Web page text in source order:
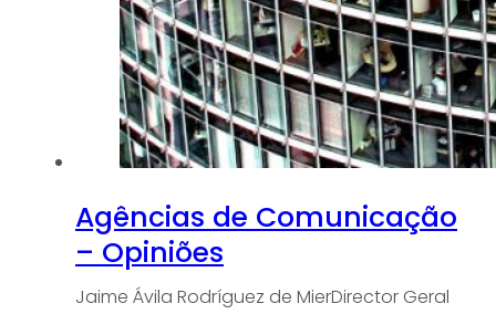
Contacto
Agências de Comunicação
– Opiniões
Jaime Ávila Rodríguez de MierDirector Geral